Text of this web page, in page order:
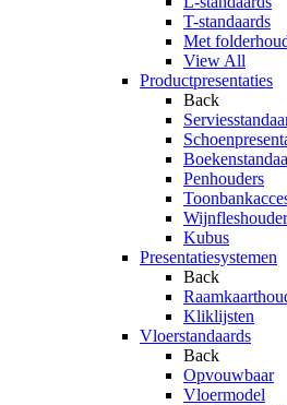
T-standaards
Met
View All
Productpresentaties
Back
Penhouders
Kubus
Presentatiesystemen
Back
Kliklijsten
Vloerstandaards
Back
Opvouwbaar
Vloermodel